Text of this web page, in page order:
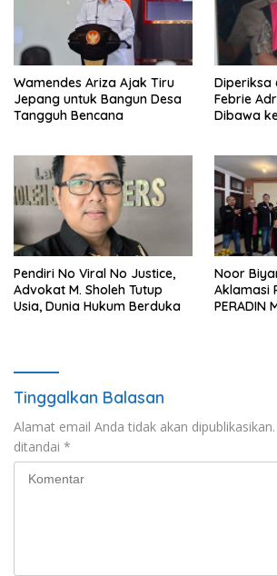
Wamendes Ariza Ajak Tiru
Jepang untuk Bangun Desa
Tangguh Bencana
Diperiksa
Febrie
Dibawa
Pendiri No Viral No Justice,
Advokat M. Sholeh Tutup
Usia, Dunia Hukum Berduka
Noor
Aklamasi
PERADIN
Tinggalkan Balasan
Alamat email Anda tidak akan dipublikasikan.
ditandai *